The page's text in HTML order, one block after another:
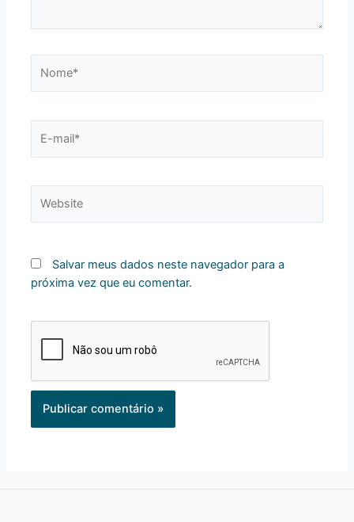
mail*
Salvar meus dados neste navegador para a
próxima vez que eu comentar.